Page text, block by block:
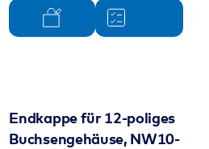
Endkappe für 12-poliges
Buchsengehäuse, NW10-